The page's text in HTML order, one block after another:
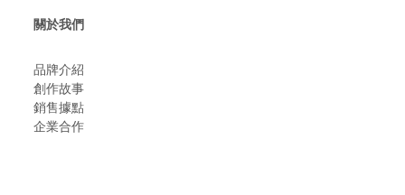
關於我們
品牌介紹
創作故事
​銷售據點
企業合作